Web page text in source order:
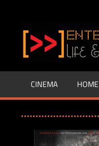
springenBase.de
CINEMA